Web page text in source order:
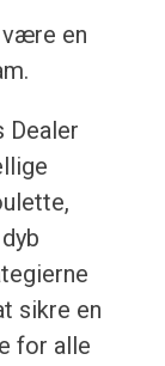
en
Dealer
sikre en
for alle